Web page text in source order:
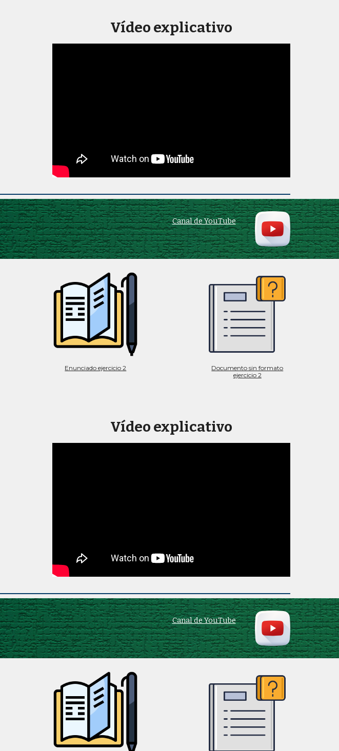
Vídeo explicativo
Canal de YouTube
Enunciado ejercicio 2
Documento sin formato
ejercicio 2
Vídeo explicativo
Canal de YouTube